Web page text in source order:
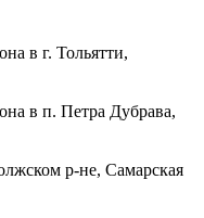
в г. Тольятти,
в п. Петра Дубрава,
р-не, Самарская